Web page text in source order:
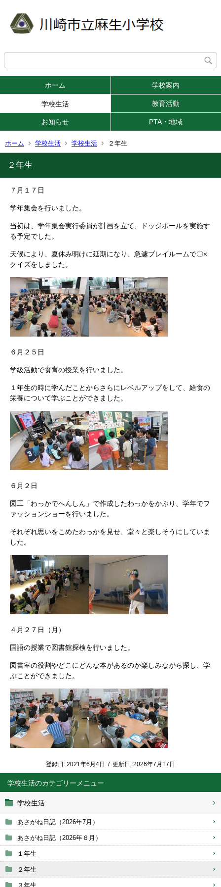
ホーム 学校案内
学校生活 教育活動
お知らせ PTA・地域
ホーム 学校生活 学校生活 ２年生
学校生活
学校生活
あさがね日記（2026年7月）
あさがね日記（2026年６月）
１年生
２年生
３年生
２年生
７月１７日
学年集会を行いました。
当初は、学年集会実行委員が計画を立て、ドッジボールを実施す
る予定でした。
天候により、夏休み明けに延期になり、急遽プレイルームで〇×
クイズをしました。
６月２５日
学級活動で食育の授業を行いました。
１年生の時に学んだことからさらにレベルアップをして、給食の
栄養について学ぶことができました。
６月２日
図工「わっかでへんしん」で作成したわっかをかぶり、学年でフ
ァッションショーを行いました。
それぞれ思いをこめたわっかを見せ、堂々と楽しそうにしていま
した。
４月２７日（月）
国語の授業で図書館探検を行いました。
図書室の役割やどこにどんな本があるのか楽しみながら探し、学
ぶことができました。
登録日: 2021年6月4日 / 更新日: 2026年7月17日